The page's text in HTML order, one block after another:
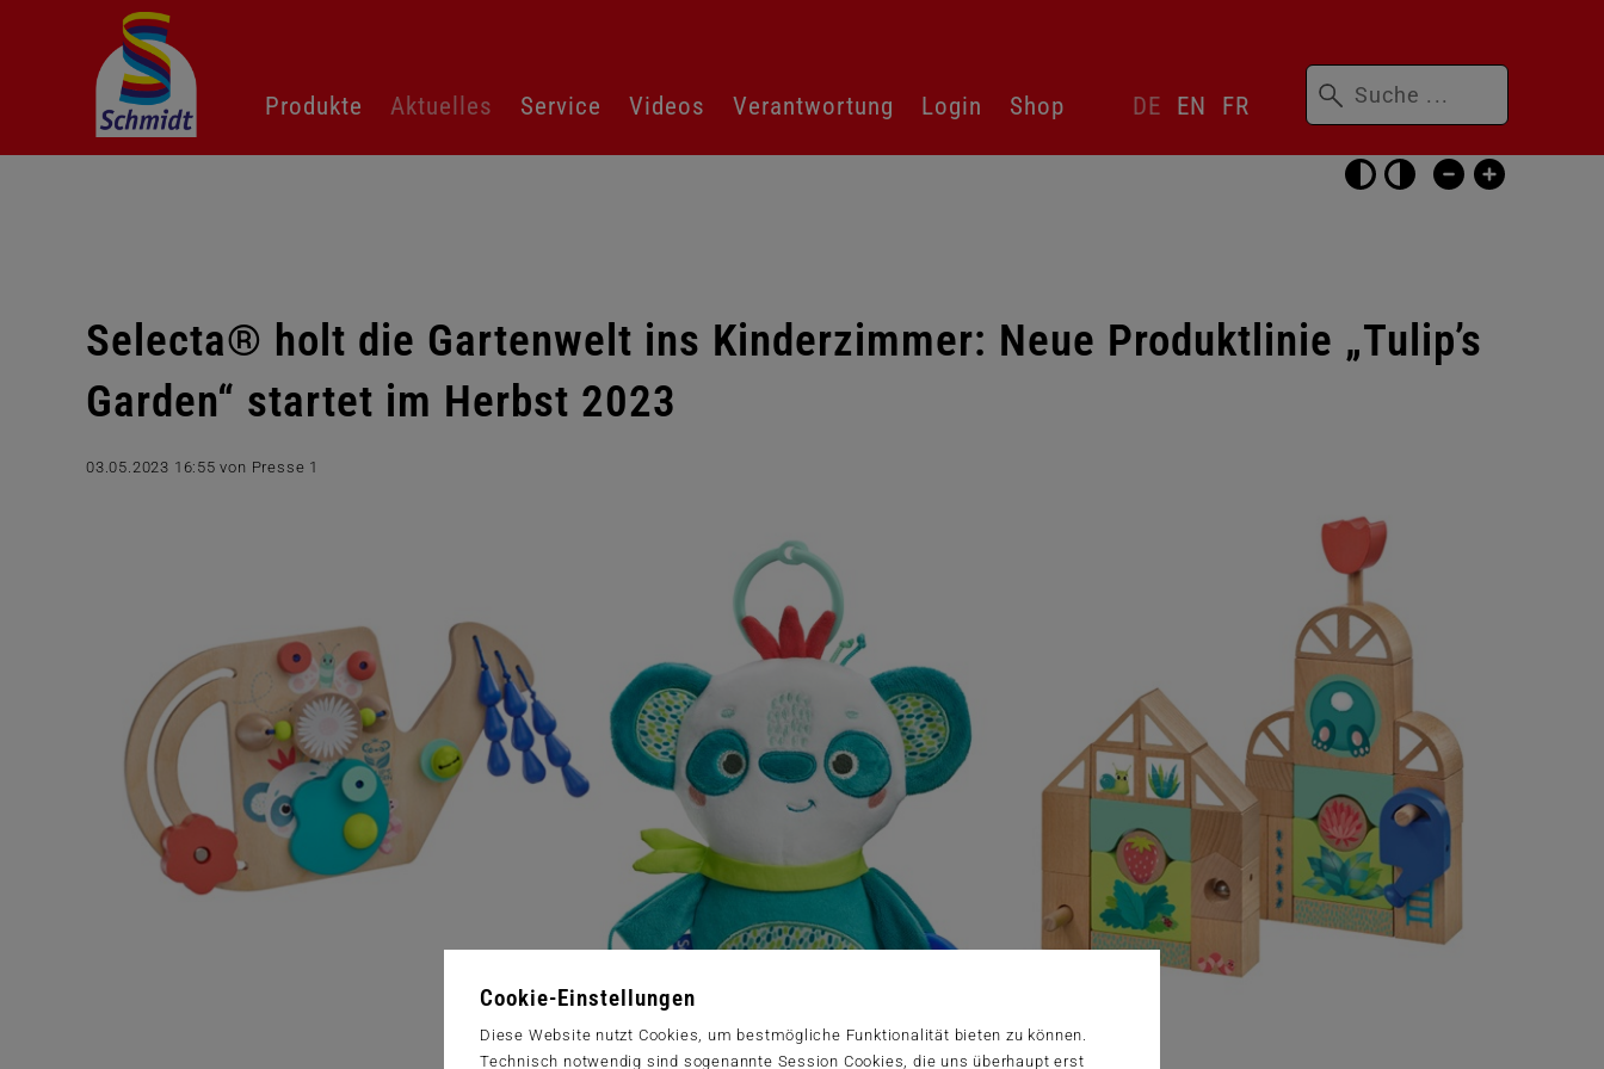
Cookie-Einstellungen
Diese Website nutzt Cookies, um bestmögliche Funktionalität bieten zu können.
Technisch notwendig sind sogenannte Session Cookies, die uns überhaupt erst
Barrierefrei-
Einstellungen
überspringen
überspringen
Produkte Aktuelles Service Videos Verantwortung Login Shop
überspringen
DE EN FR
Suchbegriffe
Selecta® holt die Gartenwelt ins Kinderzimmer: Neue Produktlinie „Tulip’s
Garden“ startet im Herbst 2023
03.05.2023 16:55 von Presse 1